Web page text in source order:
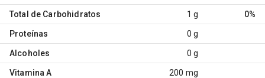
Total de Carbohidratos 1 g 0%
Proteínas 0 g
Alcoholes 0 g
Vitamina A 200 mg